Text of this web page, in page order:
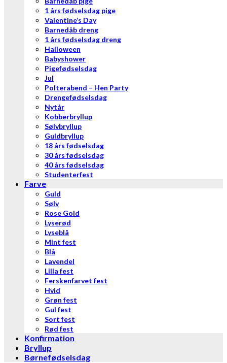
1 års fødselsdag pige
Valentine’s Day
Barnedåb dreng
1 års fødselsdag dreng
Halloween
Babyshower
Pigefødselsdag
Jul
Polterabend – Hen Party
Drengefødselsdag
Nytår
Kobberbryllup
Sølvbryllup
Guldbryllup
18 års fødselsdag
30 års fødselsdag
40 års fødselsdag
Studenterfest
Farve
Guld
Sølv
Rose Gold
Lyserød
Lyseblå
Mint fest
Blå
Lavendel
Lilla fest
Ferskenfarvet fest
Hvid
Grøn fest
Gul fest
Sort fest
Rød fest
Konfirmation
Bryllup
Børnefødselsdag